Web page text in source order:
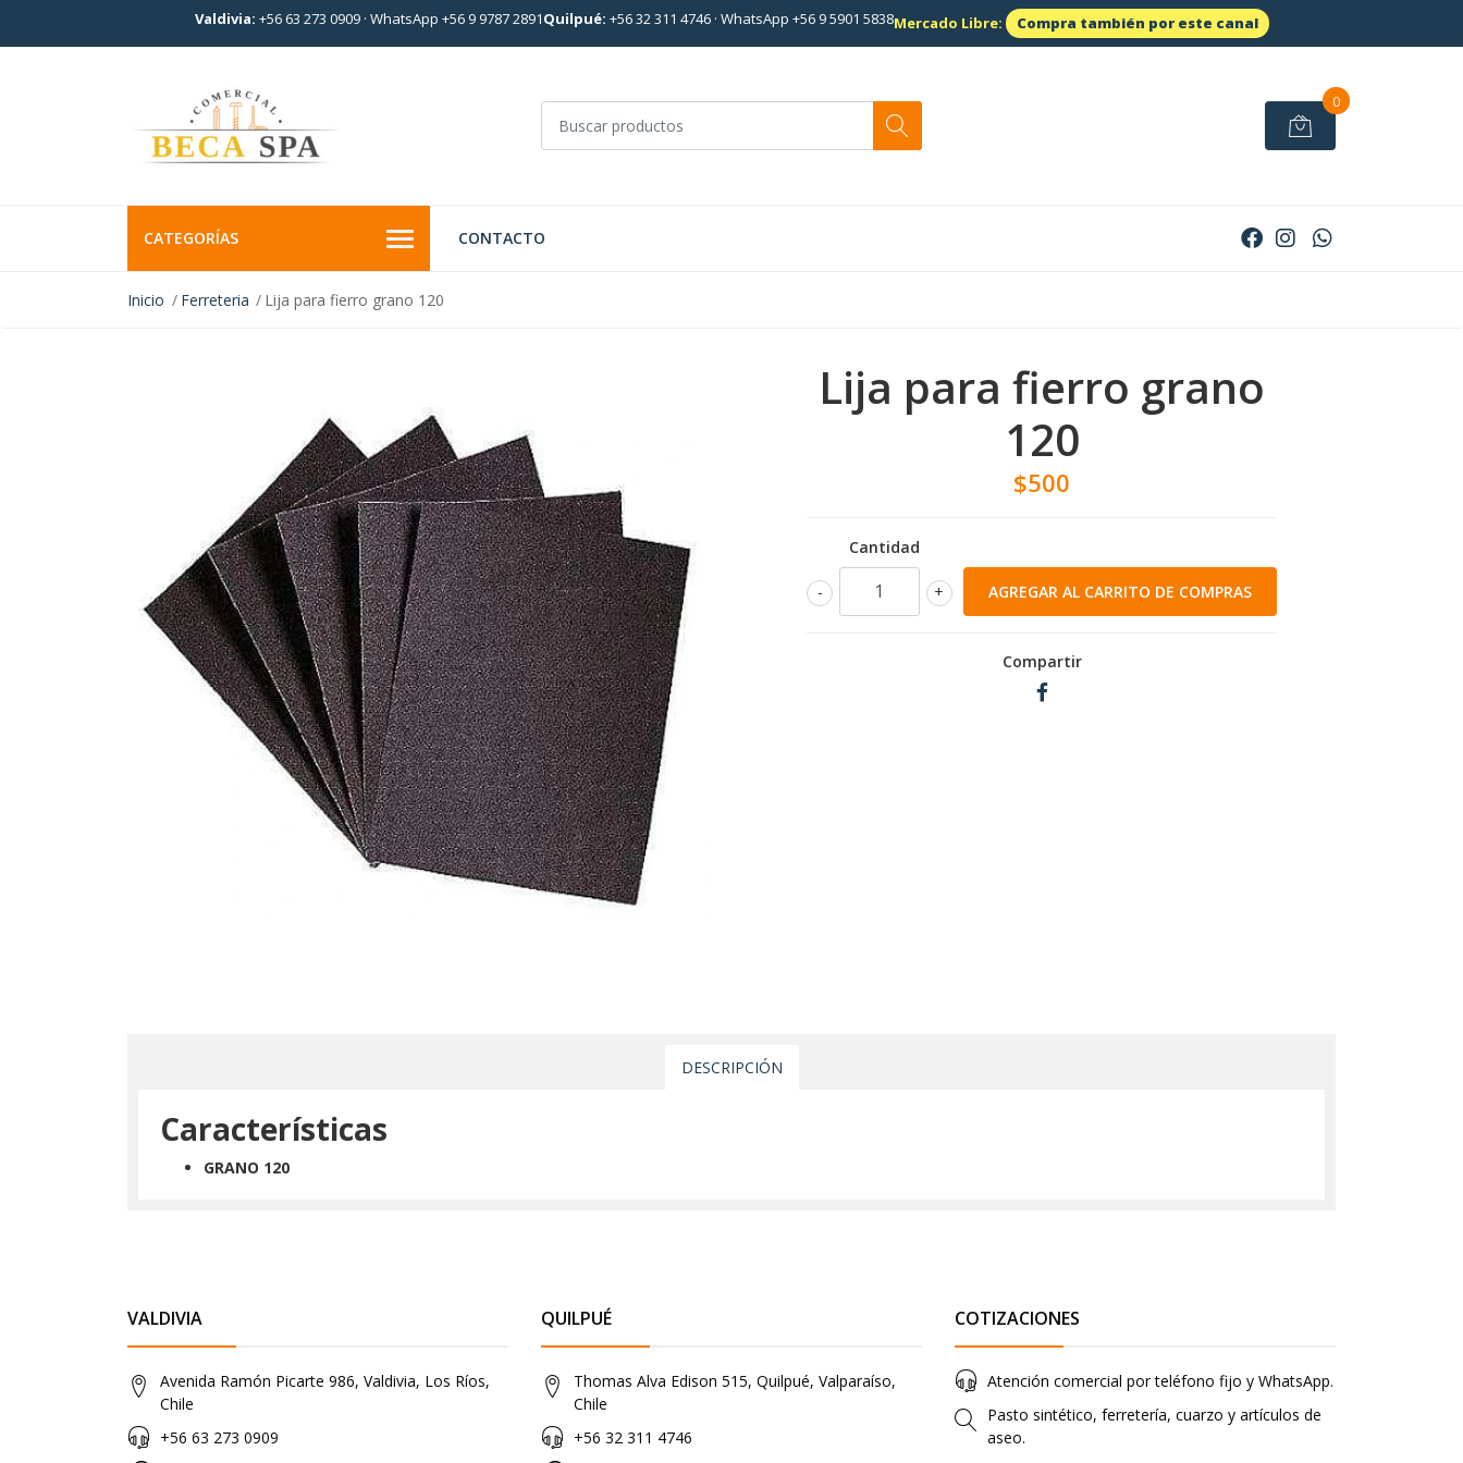
Valdivia: +56 63 273 0909· WhatsApp +56 9 9787 2891Quilpué: +56 32 311 4746· WhatsApp +56 9 5901 5838Mercado Libre: Compra también por este canal
0
CATEGORÍAS CONTACTO
Inicio Ferreteria Lija para fierro grano 120
Lija para fierro grano
120
$500
Cantidad
+
-
Compartir
DESCRIPCIÓN
Características
GRANO 120
VALDIVIA
Avenida Ramón Picarte 986, Valdivia, Los Ríos,
Chile
+56 63 273 0909
QUILPUÉ
Thomas Alva Edison 515, Quilpué, Valparaíso,
Chile
+56 32 311 4746
COTIZACIONES
Atención comercial por teléfono fijo y WhatsApp.
Pasto sintético, ferretería, cuarzo y artículos de
aseo.